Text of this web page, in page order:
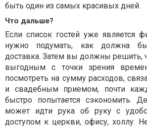
быть один из самых красивых дней.
Что дальше?
Если список гостей уже является
нужно подумать, как должна
доставка. Затем вы должны решить,
выгодным с точки зрения
посмотреть на сумму расходов,
и свадебным приемом, почти
быстро попытается сэкономить.
может идти рука об руку с
доступом к церкви, офису, холлу.